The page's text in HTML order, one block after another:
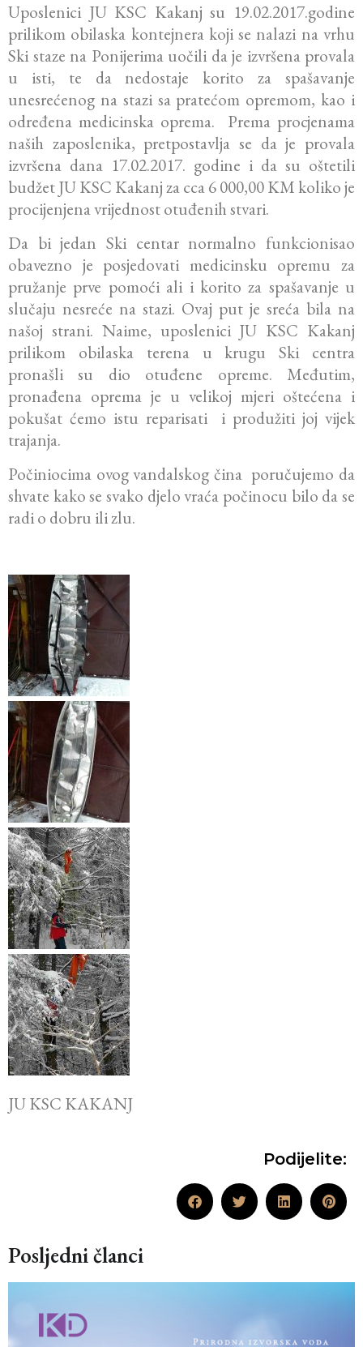
Uposlenici JU KSC Kakanj su 19.02.2017.godine
prilikom obilaska kontejnera koji se nalazi na vrhu
Ski staze na Ponijerima uočili da je izvršena provala
u isti, te da nedostaje korito za spašavanje
unesrećenog na stazi sa pratećom opremom, kao i
određena medicinska oprema. Prema procjenama
naših zaposlenika, pretpostavlja se da je provala
izvršena dana 17.02.2017. godine i da su oštetili
budžet JU KSC Kakanj za cca 6 000,00 KM koliko je
procijenjena vrijednost otuđenih stvari.
Da bi jedan Ski centar normalno funkcionisao
obavezno je posjedovati medicinsku opremu za
pružanje prve pomoći ali i korito za spašavanje u
slučaju nesreće na stazi. Ovaj put je sreća bila na
našoj strani. Naime, uposlenici JU KSC Kakanj
prilikom obilaska terena u krugu Ski centra
pronašli su dio otuđene opreme. Međutim,
pronađena oprema je u velikoj mjeri oštećena i
pokušat ćemo istu reparisati i produžiti joj vijek
trajanja.
Počiniocima ovog vandalskog čina poručujemo da
shvate kako se svako djelo vraća počinocu bilo da se
radi o dobru ili zlu.
JU KSC KAKANJ
Podijelite:
Posljedni članci